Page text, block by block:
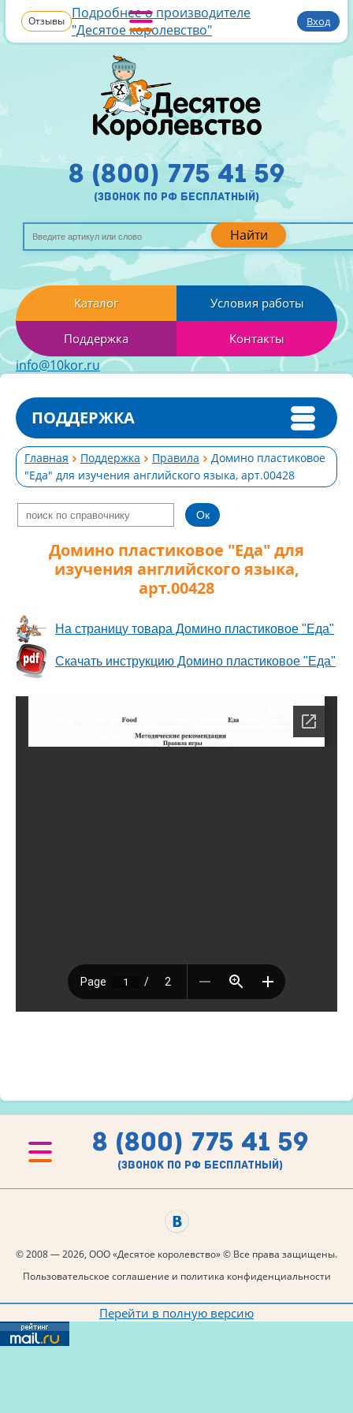
Отзывы Подробнее о производителе
"Десятое королевство"
Вход
Найти
8 (800) 775 41 59
(звонок по рф бесплатный)
Каталог Условия работы
Поддержка Контакты
info@10kor.ru
ПОДДЕРЖКА
Главная Поддержка Правила
Домино пластиковое
"Еда" для изучения английского языка, арт.00428
Домино пластиковое "Еда" для
изучения английского языка,
арт.00428
На страницу товара Домино пластиковое "Еда"
Скачать инструкцию Домино пластиковое "Еда"
8 (800) 775 41 59
(звонок по рф бесплатный)
© 2008 — 2026, ООО «Десятое королевство» © Все права защищены.
Пользовательское соглашение и политика конфиденциальности
Перейти в полную версию